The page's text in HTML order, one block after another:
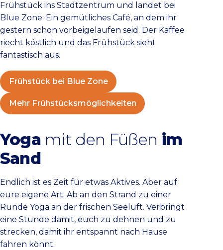
Frühstück ins Stadtzentrum und landet bei
Blue Zone. Ein gemütliches Café, an dem ihr
gestern schon vorbeigelaufen seid. Der Kaffee
riecht köstlich und das Frühstück sieht
fantastisch aus.
Frühstück bei Blue Zone
Mehr Frühstücksmöglichkeiten
Yoga mit den Füßen im
Sand
Endlich ist es Zeit für etwas Aktives. Aber auf
eure eigene Art. Ab an den Strand zu einer
Runde Yoga an der frischen Seeluft. Verbringt
eine Stunde damit, euch zu dehnen und zu
strecken, damit ihr entspannt nach Hause
fahren könnt.